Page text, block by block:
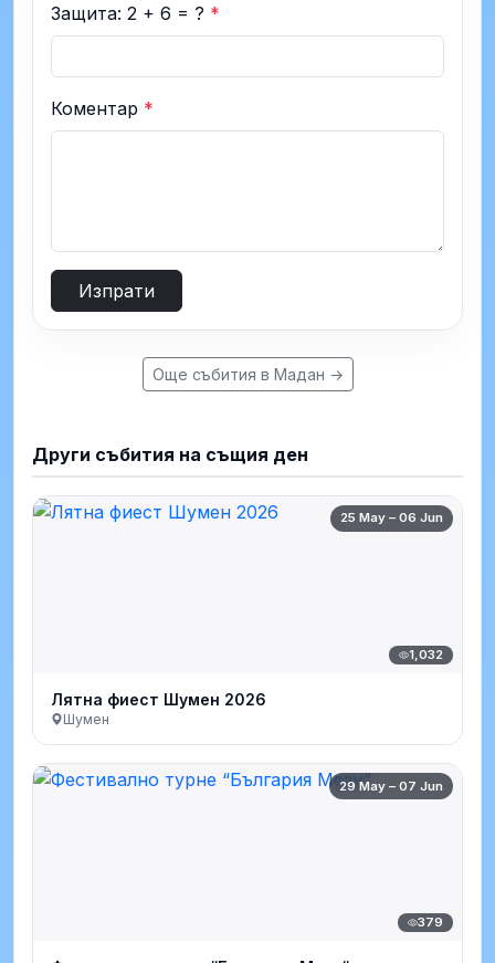
Защита: 2 + 6 = ? *
Коментар *
Изпрати
Още събития в Мадан →
Други събития на същия ден
25 May – 06 Jun
1,032
Лятна фиест Шумен 2026
Шумен
29 May – 07 Jun
379